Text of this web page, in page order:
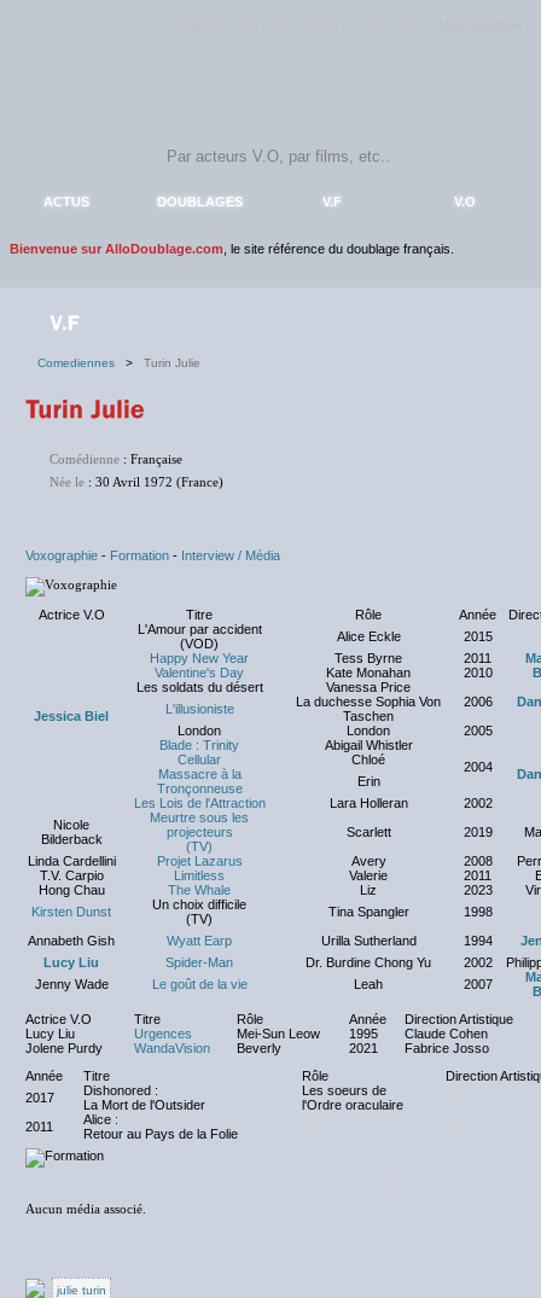
ACTUS DOUBLAGES V.F V.O
Bienvenue sur AlloDoublage.com , le site référence du doublage français.
Comediennes > Turin Julie
Comédienne : Française
Née le : 30 Avril 1972 (France)
Voxographie - Formation - Interview / Média
Actrice V.O Titre Rôle Année
Jessica Biel
L'Amour par accident
(VOD)
Alice Eckle
2015
Happy New Year
Tess Byrne 2011
Valentine's Day Kate Monahan
2010
Les soldats du désert
Vanessa Price
2006
L'illusioniste
La duchesse Sophia Von
Taschen
London
London
2005
Blade : Trinity
Abigail Whistler
2004
Cellular
Chloé
Massacre à la
Tronçonneuse
Erin
Les Lois de l'Attraction
Lara Holleran
2002
Nicole
Bilderback
Meurtre sous les
projecteurs
(TV)
Scarlett 2019
Linda Cardellini
Projet Lazarus Avery 2008
T.V. Carpio
Limitless Valerie 2011
Hong Chau
The Whale Liz 2023
Kirsten Dunst
Un choix difficile
(TV)
Tina Spangler
1998
Annabeth Gish
Wyatt Earp Urilla Sutherland 1994
Lucy Liu
Spider-Man Dr. Burdine Chong Yu 2002
Jenny Wade
Le goût de la vie Leah 2007
Actrice V.O
Titre Rôle Année
Direction Artistique
Lucy Liu
Urgences Mei-Sun Leow 1995
Claude Cohen
Jolene Purdy
WandaVision Beverly 2021
Fabrice Josso
Année
Titre Rôle
Direction
2017
Dishonored :
La Mort de l'Outsider
Les soeurs de
l'Ordre oraculaire
2011
Alice :
Retour au Pays de la Folie
Aucun média associé.
julie turin